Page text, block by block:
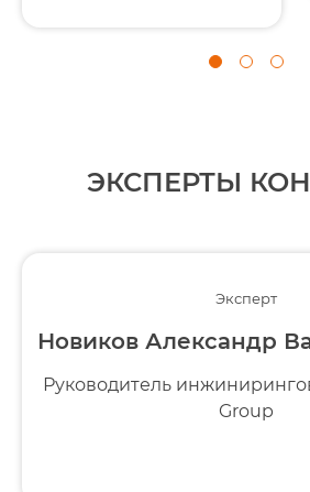
ЭКСПЕРТЫ
Эксперт
Новиков Александр
Руководитель
Group